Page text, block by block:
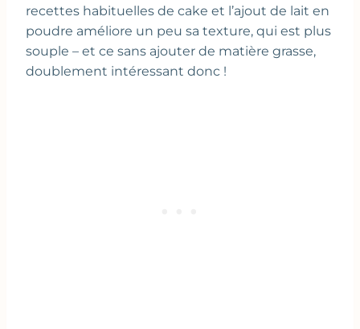
recettes habituelles de cake et l’ajout de lait en
poudre améliore un peu sa texture, qui est plus
souple – et ce sans ajouter de matière grasse,
doublement intéressant donc !